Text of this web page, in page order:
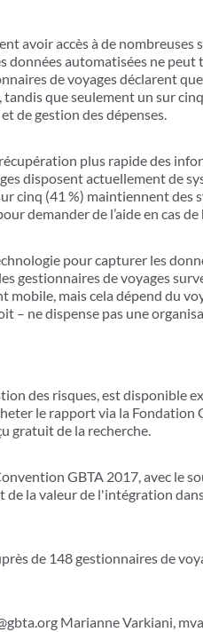
avoir accès à de nombreuses
données automatisées ne
de voyages déclarent
que seulement un sur
de gestion des dépenses.
plus rapide des
disposent actuellement de
cinq (41 %) maintiennent des
demander de l’aide en cas de
pour capturer les
gestionnaires de voyages
mais cela dépend du
– ne dispense pas une
des risques, est disponible
le rapport via la Fondation
gratuit de la recherche.
GBTA 2017, avec le
de la valeur de l'intégration
de 148 gestionnaires de
Marianne Varkiani,